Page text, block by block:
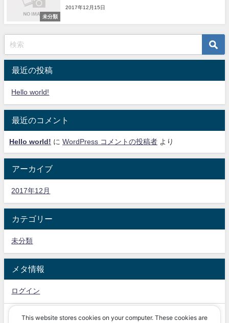
未分類
2017年12月15日
最近の投稿
Hello world!
最近のコメント
Hello world! に WordPress コメントの投稿者 より
アーカイブ
2017年12月
カテゴリー
未分類
メタ情報
ログイン
投稿フィード
This website stores cookies on your computer. These cookies are